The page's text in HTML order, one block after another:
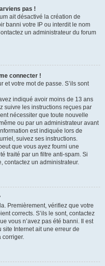
pas !
ait désactivé la création de
banni votre IP ou interdit le nom
un administrateur du forum
connecter !
et votre mot de passe. S’ils sont
indiqué avoir moins de 13 ans
suivre les instructions reçues par
nécessiter que toute nouvelle
ou par un administrateur avant
est indiquée lors de
suivez ses instructions.
que vous ayez fourni une
traité par un filtre anti-spam. Si
contactez un administrateur.
Premièrement, vérifiez que votre
corrects. S’ils le sont, contactez
vous n’avez pas été banni. Il est
Internet ait une erreur de
corriger.